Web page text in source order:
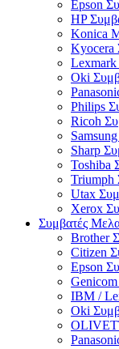
Epson
HP
Konica
Kyocera
Lexmark
Oki
Philips
Ricoh
Sharp
Toshiba
Triumph
Utax
Xerox
Συμβατές
Brother
Citizen
Epson
Genicom
IBM /
Oki